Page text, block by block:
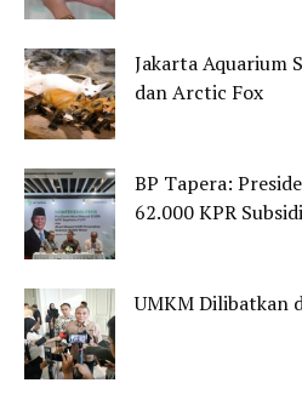
Jakarta Aquarium
dan Arctic Fox
BP Tapera:
62.000 KPR Subsidi
UMKM Dilibatkan